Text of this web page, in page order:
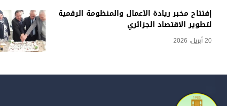
إفتتاح مخبر ريادة الأعمال والمنظومة الرقمية
لتطوير الاقتصاد الجزائري
20 أبريل، 2026